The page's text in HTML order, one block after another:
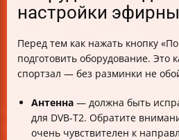
Как различать эфирное,
и выбирать источник сигнала
Универсальная инструкция
автоматического поиска
настройки
Перед тем как нажать кнопку
подготовить оборудование. Это
спортзал — без разминки не
Антенна — должна быть
для DVB-T2. Обратите
очень чувствителен к